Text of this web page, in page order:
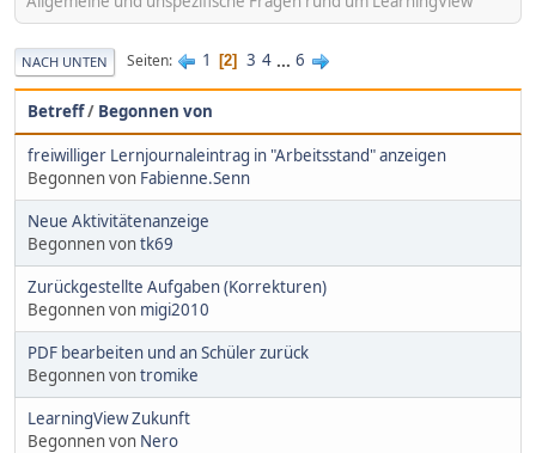
NACH UNTEN Seiten 1 2 3 4 ... 6
Betreff/ Begonnen von
freiwilliger Lernjournaleintrag in "Arbeitsstand" anzeigen
Begonnen von Fabienne.Senn
Neue Aktivitätenanzeige
Begonnen vontk69
Zurückgestellte Aufgaben (Korrekturen)
Begonnen von migi2010
PDF bearbeiten und an Schüler zurück
Begonnen vontromike
LearningView Zukunft
Begonnen von Nero